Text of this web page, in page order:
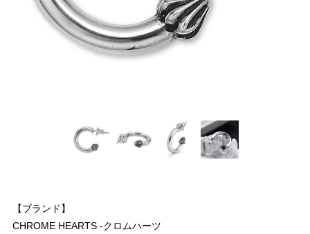
【ブランド】
CHROME HEARTS -クロムハーツ